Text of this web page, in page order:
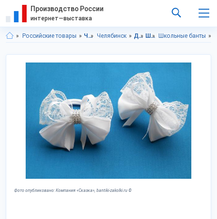
Производство России
интернет—выставка
Российские товары Челябинская область Челябинск Детская одежда Школьная форма Школьные банты
Фото опубликовано: Компания «Сказка», bantiki-zakolki.ru ©